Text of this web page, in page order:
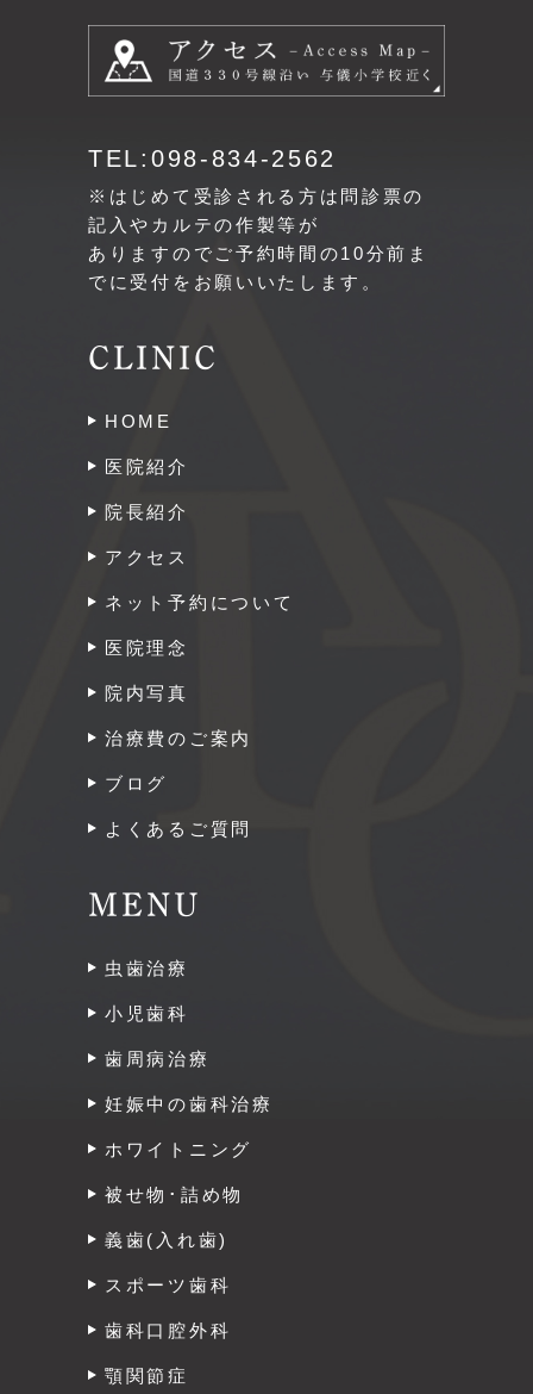
TEL:098-834-2562
※はじめて受診される方は問診票の
記入やカルテの作製等が
ありますのでご予約時間の10分前ま
でに受付をお願いいたします。
CLINIC
HOME
医院紹介
院長紹介
アクセス
ネット予約について
医院理念
院内写真
治療費のご案内
ブログ
よくあるご質問
MENU
虫歯治療
小児歯科
歯周病治療
妊娠中の歯科治療
ホワイトニング
被せ物･詰め物
義歯(入れ歯)
スポーツ歯科
歯科口腔外科
顎関節症